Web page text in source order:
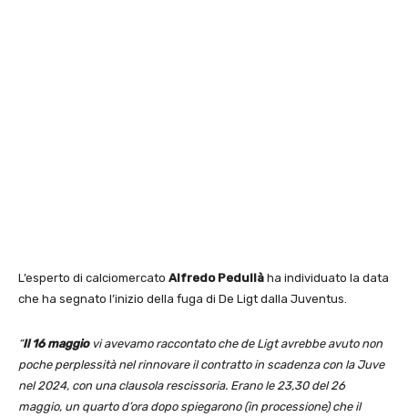
L’esperto di calciomercato Alfredo Pedullà ha individuato la data
che ha segnato l’inizio della fuga di De Ligt dalla Juventus.
“Il 16 maggiovi avevamo raccontato che de Ligt avrebbe avuto non
poche perplessità nel rinnovare il contratto in scadenza con la Juve
nel 2024, con una clausola rescissoria. Erano le 23,30 del 26
maggio, un quarto d’ora dopo spiegarono (in processione) che il